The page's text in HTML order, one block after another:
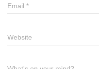
Email *
Website